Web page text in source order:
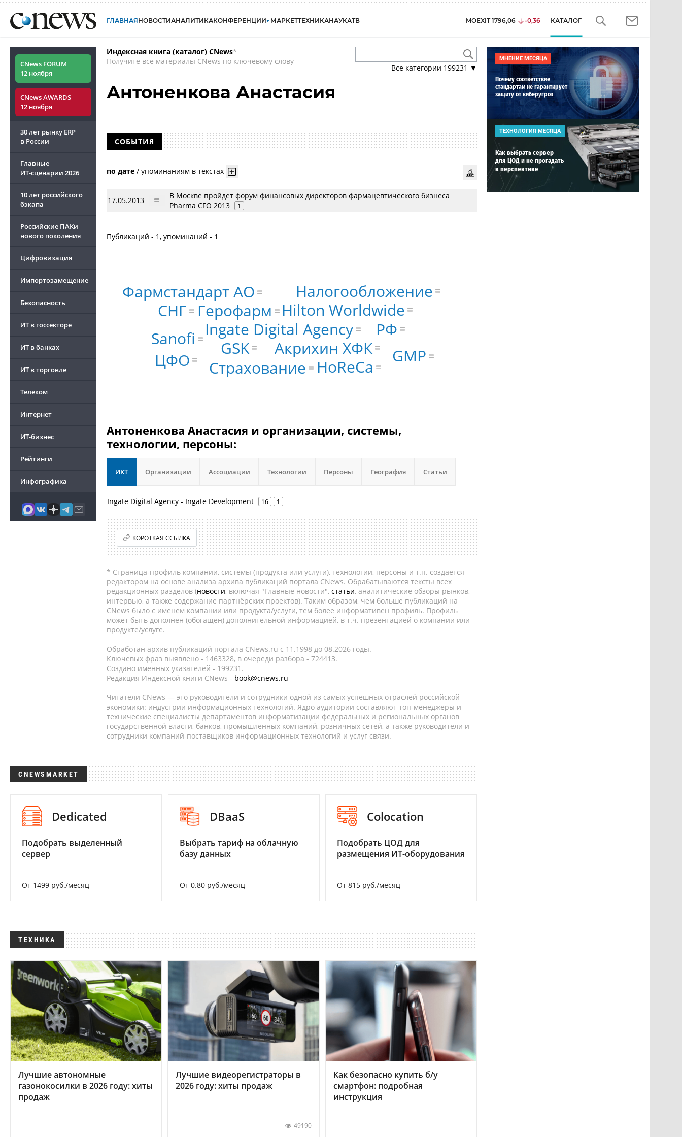
ГЛАВНАЯНОВОСТИАНАЛИТИКАКОНФЕРЕНЦИИ МАРКЕТТЕХНИКАНАУКАТВ MOEXIT 1796,06 -0,36 КАТАЛОГ
CNews FORUM
12 ноября
CNews AWARDS
12 ноября
30 лет рынку ERP
в России
Главные
ИТ-сценарии 2026
10 лет российского
бэкапа
Российские ПАКи
нового поколения
Цифровизация
Импортозамещение
Безопасность
ИТ в госсекторе
ИТ в банках
ИТ в торговле
Телеком
Интернет
ИТ-бизнес
Рейтинги
Инфографика
Индексная книга (каталог) CNews*
Получите все материалы CNews по ключевому слову
Все категории 199231 ▼
Антоненкова Анастасия
СОБЫТИЯ
по дате / упоминаниям в текстах
17.05.2013
В Москве пройдет форум финансовых директоров фармацевтического бизнеса
Pharma CFO 2013
1
Публикаций - 1, упоминаний - 1
Ingate Digital Agency
Hilton Worldwide
Герофарм
GSK
Акрихин ХФК
Sanofi
Фармстандарт АО
GMP
СНГ
ЦФО
РФ
Налогообложение
Страхование HoReCa
Антоненкова Анастасия и организации, системы,
технологии, персоны:
ИКТ Организации Ассоциации Технологии Персоны География Статьи
Ingate Digital Agency - Ingate Development 16 1
КОРОТКАЯ ССЫЛКА
* Страница-профиль компании, системы (продукта или услуги), технологии, персоны и т.п. создается
редактором на основе анализа архива публикаций портала CNews. Обрабатываются тексты всех
редакционных разделов (новости, включая "Главные новости", статьи, аналитические обзоры рынков,
интервью, а также содержание партнёрских проектов). Таким образом, чем больше публикаций на
CNews было с именем компании или продукта/услуги, тем более информативен профиль. Профиль
может быть дополнен (обогащен) дополнительной информацией, в т.ч. презентацией о компании или
продукте/услуге.
Обработан архив публикаций портала CNews.ru c 11.1998 до 08.2026 годы.
Ключевых фраз выявлено - 1463328, в очереди разбора - 724413.
Создано именных указателей - 199231.
Редакция Индексной книги CNews - book@cnews.ru
Читатели CNews — это руководители и сотрудники одной из самых успешных отраслей российской
экономики: индустрии информационных технологий. Ядро аудитории составляют топ-менеджеры и
технические специалисты департаментов информатизации федеральных и региональных органов
государственной власти, банков, промышленных компаний, розничных сетей, а также руководители и
сотрудники компаний-поставщиков информационных технологий и услуг связи.
CNEWSMARKET
Dedicated
Подобрать выделенный
сервер
От 1499 руб./месяц
DBaaS
Выбрать тариф на облачную
базу данных
От 0.80 руб./месяц
Colocation
Подобрать ЦОД для
размещения ИТ-оборудования
От 815 руб./месяц
ТЕХНИКА
Лучшие автономные
газонокосилки в 2026 году: хиты
продаж
Лучшие видеорегистраторы в
2026 году: хиты продаж
49190
Как безопасно купить б/у
смартфон: подробная
инструкция
МНЕНИЕ МЕСЯЦА
Почему соответствие
стандартам не гарантирует
защиту от киберугроз
ТЕХНОЛОГИЯ МЕСЯЦА
Как выбрать сервер
для ЦОД и не прогадать
в перспективе